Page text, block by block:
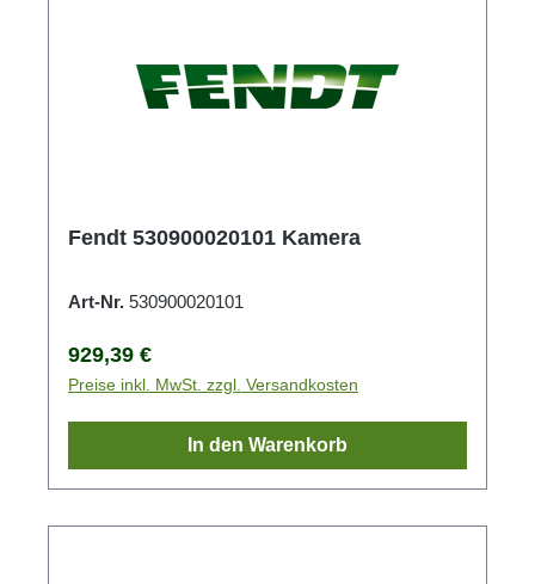
Fendt 530900020101 Kamera
Art-Nr. 530900020101
Regulärer Preis:
929,39 €
Preise inkl. MwSt. zzgl. Versandkosten
In den Warenkorb